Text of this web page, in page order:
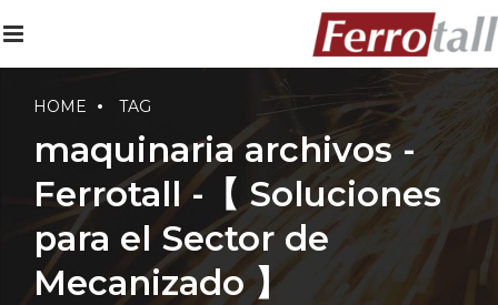
HOME TAG
maquinaria archivos -
Ferrotall -【 Soluciones
para el Sector de
Mecanizado 】